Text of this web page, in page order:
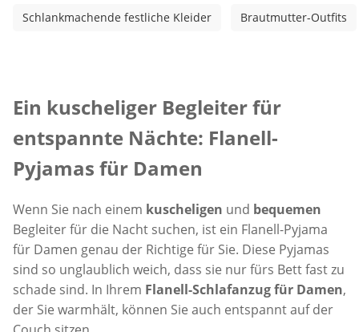
Schlankmachende festliche Kleider Brautmutter-Outfits
Ein kuscheliger Begleiter für
entspannte Nächte: Flanell-
Pyjamas für Damen
Wenn Sie nach einem kuscheligen und bequemen
Begleiter für die Nacht suchen, ist ein Flanell-Pyjama
für Damen genau der Richtige für Sie. Diese Pyjamas
sind so unglaublich weich, dass sie nur fürs Bett fast zu
schade sind. In Ihrem Flanell-Schlafanzug für Damen,
der Sie warmhält, können Sie auch entspannt auf der